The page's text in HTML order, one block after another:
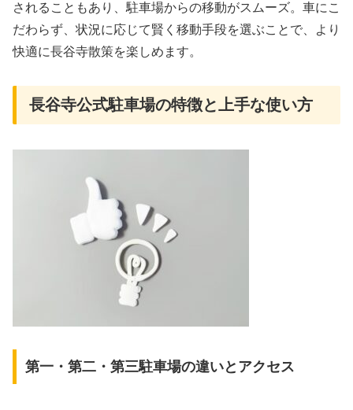
されることもあり、駐車場からの移動がスムーズ。車にこ
だわらず、状況に応じて賢く移動手段を選ぶことで、より
快適に長谷寺散策を楽しめます。
長谷寺公式駐車場の特徴と上手な使い方
第一・第二・第三駐車場の違いとアクセス